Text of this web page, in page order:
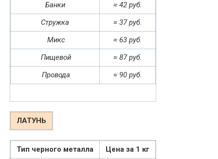
Банки
≈ 42 руб.
Стружка
≈ 37 руб.
Микс
≈ 63 руб.
Пищевой
≈ 87 руб.
Провода
≈ 90 руб.
ЛАТУНЬ
Тип черного металла
Цена за 1 кг